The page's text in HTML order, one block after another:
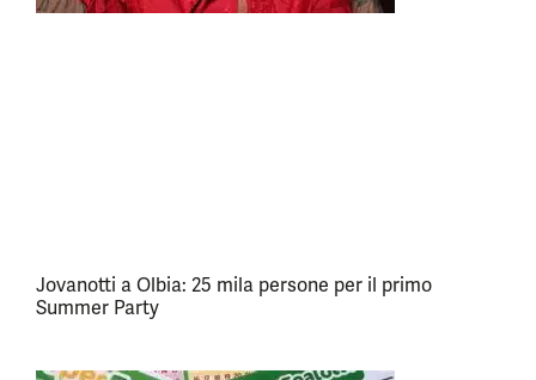
Jovanotti a Olbia: 25 mila persone per il primo
Summer Party